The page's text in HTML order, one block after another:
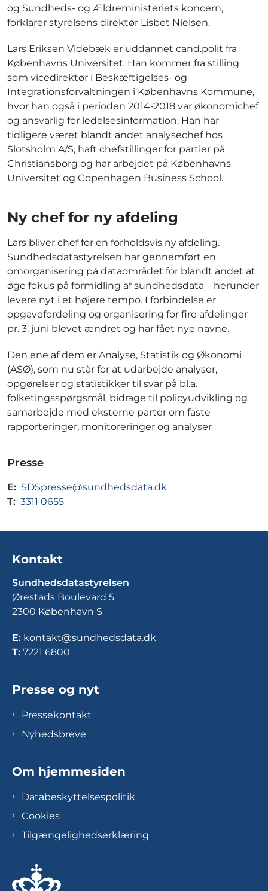
og Sundheds- og Ældreministeriets koncern,
forklarer styrelsens direktør Lisbet Nielsen.
Lars Eriksen Videbæk er uddannet cand.polit fra
Københavns Universitet. Han kommer fra stilling
som vicedirektør i Beskæftigelses- og
Integrationsforvaltningen i Københavns Kommune,
hvor han også i perioden 2014-2018 var økonomichef
og ansvarlig for ledelsesinformation. Han har
tidligere været blandt andet analysechef hos
Slotsholm A/S, haft chefstillinger for partier på
Christiansborg og har arbejdet på Københavns
Universitet og Copenhagen Business School.
Ny chef for ny afdeling
Lars bliver chef for en forholdsvis ny afdeling.
Sundhedsdatastyrelsen har gennemført en
omorganisering på dataområdet for blandt andet at
øge fokus på formidling af sundhedsdata – herunder
levere nyt i et højere tempo. I forbindelse er
opgavefordeling og organisering for fire afdelinger
pr. 3. juni blevet ændret og har fået nye navne.
Den ene af dem er Analyse, Statistik og Økonomi
(ASØ), som nu står for at udarbejde analyser,
opgørelser og statistikker til svar på bl.a.
folketingsspørgsmål, bidrage til policyudvikling og
samarbejde med eksterne parter om faste
rapporteringer, monitoreringer og analyser
Presse
E: SDSpresse@sundhedsdata.dk
T: 3311 0655
Kontakt
Sundhedsdatastyrelsen
Ørestads Boulevard 5
2300 København S
E: kontakt@sundhedsdata.dk
T: 7221 6800
Presse og nyt
Pressekontakt
Nyhedsbreve
Om hjemmesiden
Databeskyttelsespolitik
Cookies
Tilgængelighedserklæring